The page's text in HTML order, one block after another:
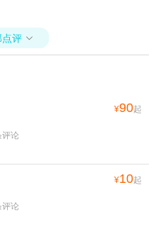
评 
¥90起
论
¥10起
论